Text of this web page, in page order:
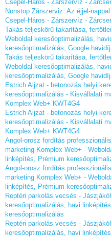
Csepel-Háros - Zárszervíz -
Nonstop Zárszerviz: Az éjjel-
Csepel-Háros - Zárszervíz -
Takás teljeskörű takarítása,
Weboldal keresőoptimalizálás,
keresőoptimalizálás, Google
Takás teljeskörű takarítása,
Weboldal keresőoptimalizálás,
keresőoptimalizálás, Google
Estrich Aljzat - betonozás helyi
keresőoptimalizálás - Kisvállalati
Komplex Web+ KWT4G4
Estrich Aljzat - betonozás helyi
keresőoptimalizálás - Kisvállalati
Komplex Web+ KWT4G4
Angol-orosz fordítás
marketing Komplex Web+ -
linképítés, Prémium
Angol-orosz fordítás
marketing Komplex Web+ -
linképítés, Prémium
Reptéri parkolás vecsés -
keresőoptimalizálás, havi
keresőoptimalizálás
Reptéri parkolás vecsés -
keresőoptimalizálás, havi